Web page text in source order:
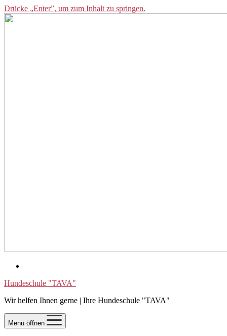
Drücke „Enter”, um zum Inhalt zu springen.
Hundeschule "TAVA"
Wir helfen Ihnen gerne | Ihre Hundeschule "TAVA"
Menü öffnen